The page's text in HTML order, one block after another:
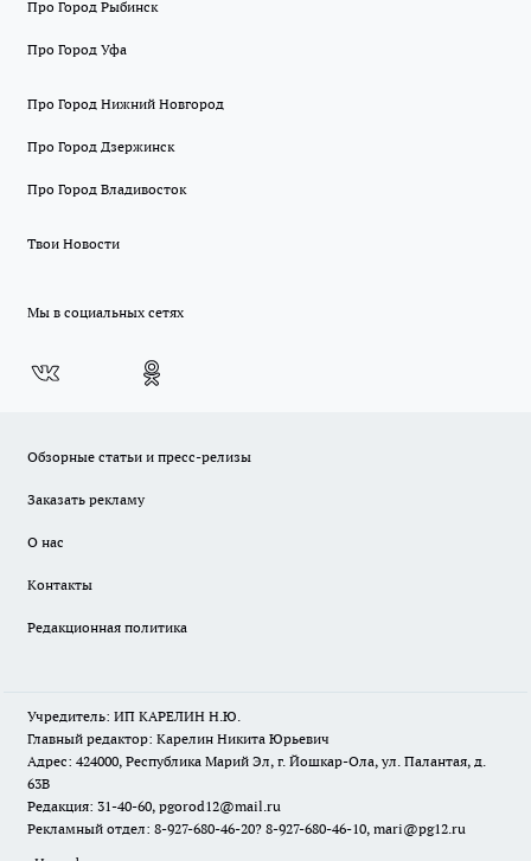
Про Город Рыбинск
Про Город Уфа
Про Город Нижний Новгород
Про Город Дзержинск
Про Город Владивосток
Твои Новости
Мы в социальных сетях
Обзорные статьи и пресс-релизы
Заказать рекламу
О нас
Контакты
Редакционная политика
Учредитель: ИП КАРЕЛИН Н.Ю.
Главный редактор: Карелин Никита Юрьевич
Адрес: 424000, Республика Марий Эл, г. Йошкар-Ола, ул. Палантая, д.
63В
Редакция: 31-40-60, pgorod12@mail.ru
Рекламный отдел: 8-927-680-46-20? 8-927-680-46-10, mari@pg12.ru